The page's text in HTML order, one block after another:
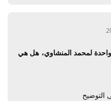
لمحمد المنشاوي، هل هي
التوضيح